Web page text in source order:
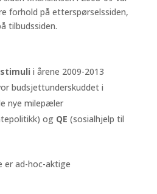
forhold på etterspørselssiden,
tilbudssiden.
i årene 2009-2013
budsjettunderskuddet i
nye milepæler
og QE (sosialhjelp til
ad-hoc-aktige